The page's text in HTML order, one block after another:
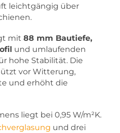
leichtgängig über
mit 88 mm Bautiefe,
und umlaufenden
hohe Stabilität. Die
vor Witterung,
und erhöht die
liegt bei 0,95 W/m²K.
und drei